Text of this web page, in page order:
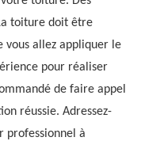
toiture doit être
vous allez appliquer le
pour réaliser
de faire appel
réussie. Adressez-
professionnel à